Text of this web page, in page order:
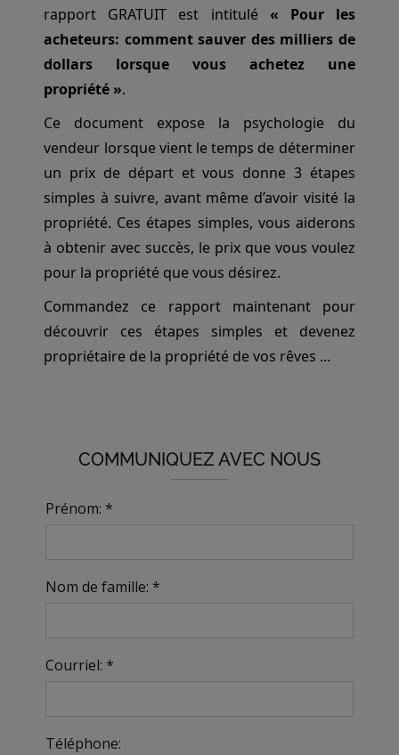
rapport GRATUIT est intitulé « Pour les
acheteurs: comment sauver des milliers de
dollars lorsque vous achetez une
propriété ».
Ce document expose la psychologie du
vendeur lorsque vient le temps de déterminer
un prix de départ et vous donne 3 étapes
simples à suivre, avant même d’avoir visité la
propriété. Ces étapes simples, vous aiderons
à obtenir avec succès, le prix que vous voulez
pour la propriété que vous désirez.
Commandez ce rapport maintenant pour
découvrir ces étapes simples et devenez
propriétaire de la propriété de vos rêves ...
COMMUNIQUEZ AVEC NOUS
Prénom: *
Nom de famille: *
Courriel: *
Téléphone: